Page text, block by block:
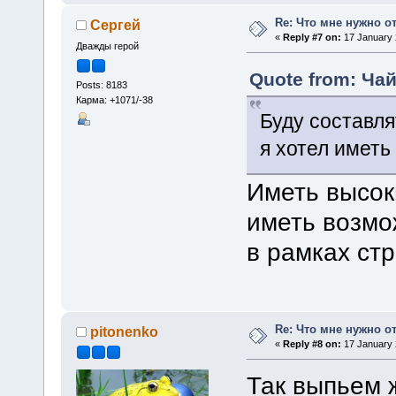
Сергей
Дважды герой
Posts: 8183
Карма: +1071/-38
Re: Что мне нужно
« Reply #7 on: 17 January
Quote from:
Буду
я хотел
Иметь
иметь
в рамках
pitonenko Re: Что мне нужно
«Reply #8 on: 17 January
Так выпьем